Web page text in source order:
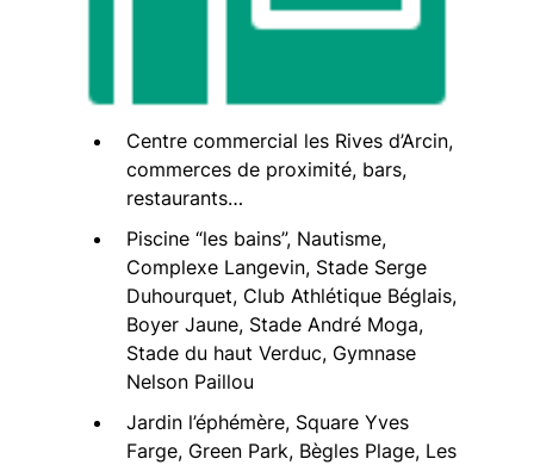
Centre commercial les Rives d’Arcin,
commerces de proximité, bars,
restaurants…
Piscine “les bains”, Nautisme,
Complexe Langevin, Stade Serge
Duhourquet, Club Athlétique Béglais,
Boyer Jaune, Stade André Moga,
Stade du haut Verduc, Gymnase
Nelson Paillou
Jardin l’éphémère, Square Yves
Farge, Green Park, Bègles Plage, Les